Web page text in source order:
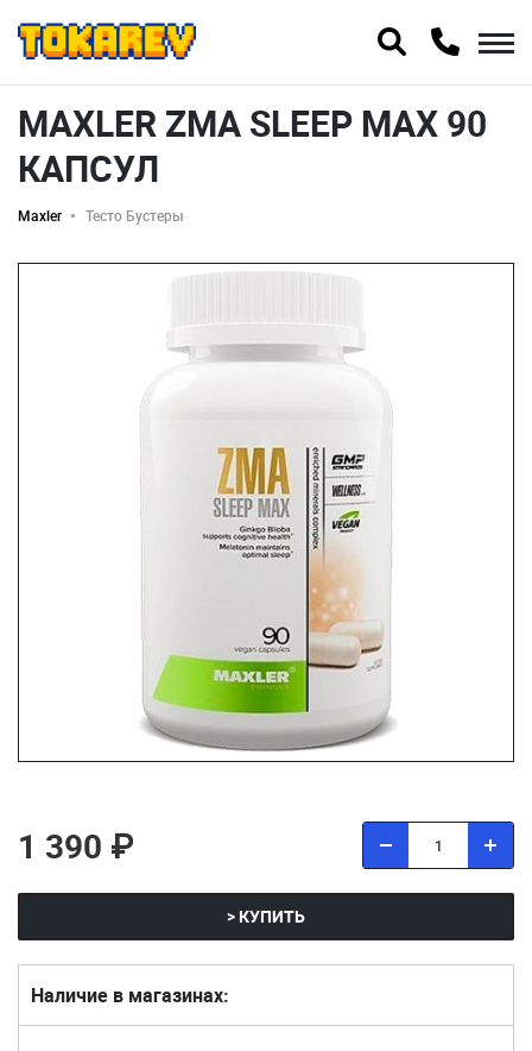
MAXLER ZMA SLEEP MAX 90
КАПСУЛ
Maxler Тесто Бустеры
1 390 ₽
> КУПИТЬ
Наличие в магазинах: